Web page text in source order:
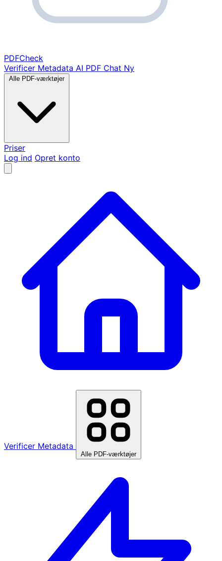
PDFCheck
Verificer Metadata AI PDF Chat Ny
Alle PDF-værktøjer
Priser
Log ind Opret konto
Verificer Metadata
Alle PDF-værktøjer